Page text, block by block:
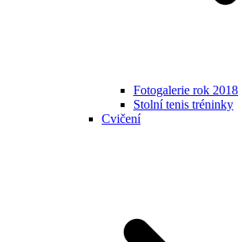
Fotogalerie rok 2018
Stolní tenis tréninky
Cvičení